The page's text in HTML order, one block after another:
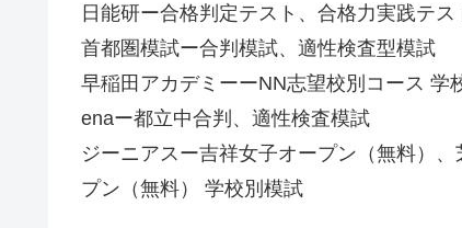
日能研ー合格判定テスト、合格力実践テス
首都圏模試ー合判模試、適性検査型模試
早稲田アカデミーーNN志望校別コース 学
enaー都立中合判、適性検査模試
ジーニアスー吉祥女子オープン（無料）
プン（無料） 学校別模試